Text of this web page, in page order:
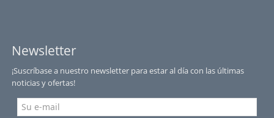
Newsletter
¡Suscríbase a nuestro newsletter para estar al día con las últimas
noticias y ofertas!